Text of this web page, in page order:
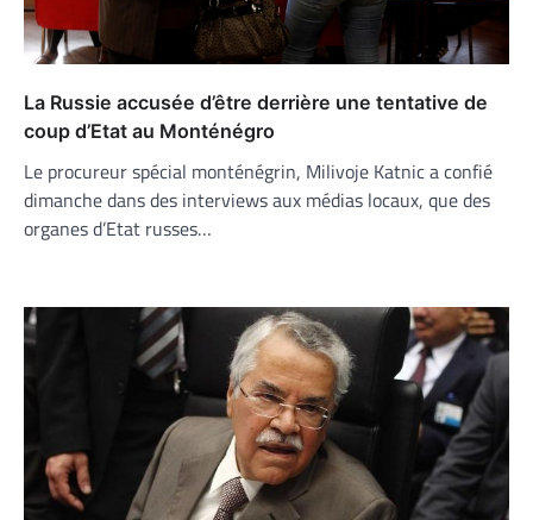
La Russie accusée d’être derrière une tentative de
coup d’Etat au Monténégro
Le procureur spécial monténégrin, Milivoje Katnic a confié
dimanche dans des interviews aux médias locaux, que des
organes d’Etat russes…